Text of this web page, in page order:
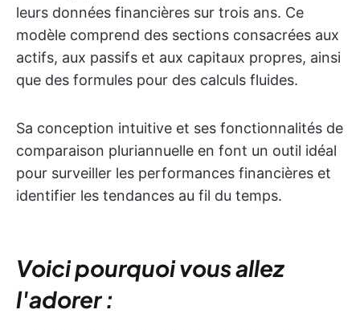
leurs données financières sur trois ans. Ce
modèle comprend des sections consacrées aux
actifs, aux passifs et aux capitaux propres, ainsi
que des formules pour des calculs fluides.
Sa conception intuitive et ses fonctionnalités de
comparaison pluriannuelle en font un outil idéal
pour surveiller les performances financières et
identifier les tendances au fil du temps.
Voici pourquoi vous allez
l'adorer :